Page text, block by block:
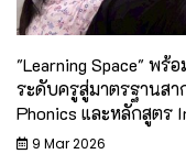
"Learning Space" พร้
ระดับครูสู่มาตรฐานส
Phonics และหลักสูตร
9 Mar 2026